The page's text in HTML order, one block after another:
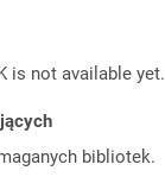
is not available yet.
bibliotek.